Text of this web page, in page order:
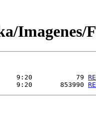
Imagenes/
9:20           79
9:20       853990